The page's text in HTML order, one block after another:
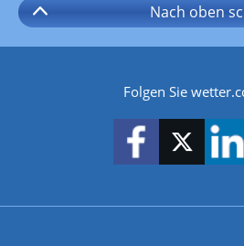
Nach oben
Folgen Sie